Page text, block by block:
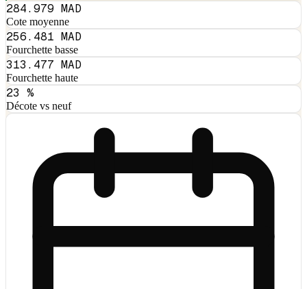
284.979 MAD
Cote moyenne
256.481 MAD
Fourchette basse
313.477 MAD
Fourchette haute
23 %
Décote vs neuf